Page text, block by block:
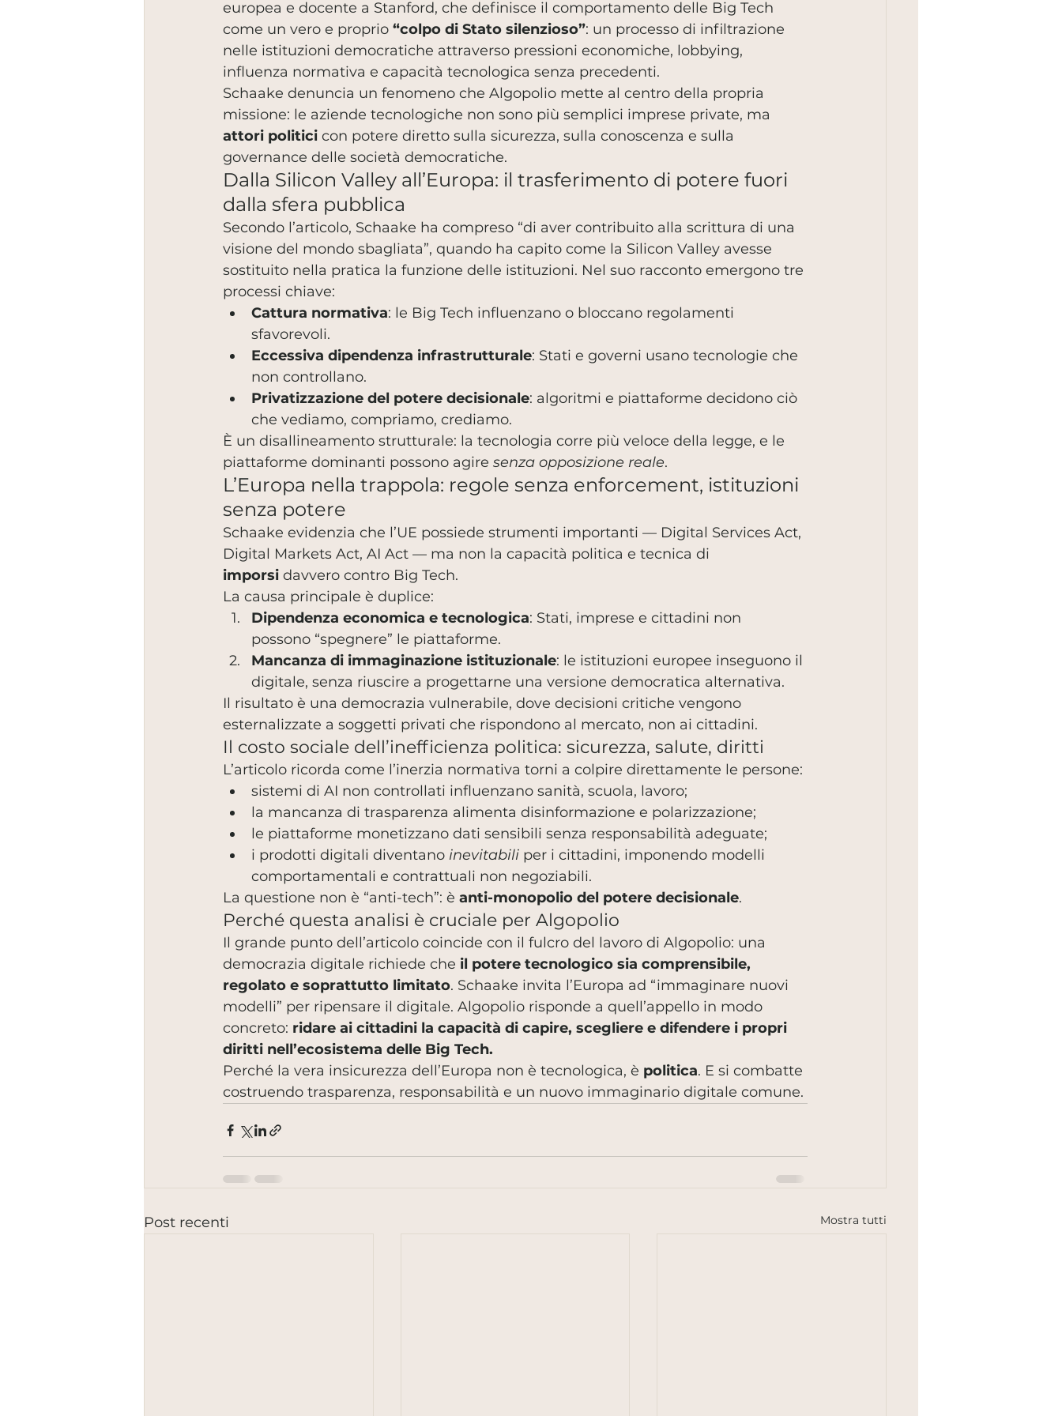
europea e docente a Stanford, che definisce il comportamento delle Big Tech
come un vero e proprio “colpo di Stato silenzioso”: un processo di infiltrazione
nelle istituzioni democratiche attraverso pressioni economiche, lobbying,
influenza normativa e capacità tecnologica senza precedenti.
Schaake denuncia un fenomeno che Algopolio mette al centro della propria
missione: le aziende tecnologiche non sono più semplici imprese private, ma
attori politici con potere diretto sulla sicurezza, sulla conoscenza e sulla
governance delle società democratiche.
Dalla Silicon Valley all’Europa: il trasferimento di potere fuori
dalla sfera pubblica
Secondo l’articolo, Schaake ha compreso “di aver contribuito alla scrittura di una
visione del mondo sbagliata”, quando ha capito come la Silicon Valley avesse
sostituito nella pratica la funzione delle istituzioni. Nel suo racconto emergono tre
processi chiave:
Cattura normativa: le Big Tech influenzano o bloccano regolamenti
sfavorevoli.
Eccessiva dipendenza infrastrutturale: Stati e governi usano tecnologie che
non controllano.
Privatizzazione del potere decisionale: algoritmi e piattaforme decidono ciò
che vediamo, compriamo, crediamo.
È un disallineamento strutturale: la tecnologia corre più veloce della legge, e le
piattaforme dominanti possono agire senza opposizione reale.
L’Europa nella trappola: regole senza enforcement, istituzioni
senza potere
Schaake evidenzia che l’UE possiede strumenti importanti — Digital Services Act,
Digital Markets Act, AI Act — ma non la capacità politica e tecnica di
imporsi davvero contro Big Tech.
La causa principale è duplice:
Dipendenza economica e tecnologica: Stati, imprese e cittadini non
possono “spegnere” le piattaforme.
Mancanza di immaginazione istituzionale: le istituzioni europee inseguono il
digitale, senza riuscire a progettarne una versione democratica alternativa.
Il risultato è una democrazia vulnerabile, dove decisioni critiche vengono
esternalizzate a soggetti privati che rispondono al mercato, non ai cittadini.
Il costo sociale dell’inefficienza politica: sicurezza, salute, diritti
L’articolo ricorda come l’inerzia normativa torni a colpire direttamente le persone:
sistemi di AI non controllati influenzano sanità, scuola, lavoro;
la mancanza di trasparenza alimenta disinformazione e polarizzazione;
le piattaforme monetizzano dati sensibili senza responsabilità adeguate;
i prodotti digitali diventano inevitabili per i cittadini, imponendo modelli
comportamentali e contrattuali non negoziabili.
La questione non è “anti-tech”: è anti-monopolio del potere decisionale.
Perché questa analisi è cruciale per Algopolio
Il grande punto dell’articolo coincide con il fulcro del lavoro di Algopolio: una
democrazia digitale richiede che il potere tecnologico sia comprensibile,
regolato e soprattutto limitato. Schaake invita l’Europa ad “immaginare nuovi
modelli” per ripensare il digitale. Algopolio risponde a quell’appello in modo
concreto: ridare ai cittadini la capacità di capire, scegliere e difendere i propri
diritti nell’ecosistema delle Big Tech.
Perché la vera insicurezza dell’Europa non è tecnologica, è politica. E si combatte
costruendo trasparenza, responsabilità e un nuovo immaginario digitale comune.
Post recenti Mostra tutti